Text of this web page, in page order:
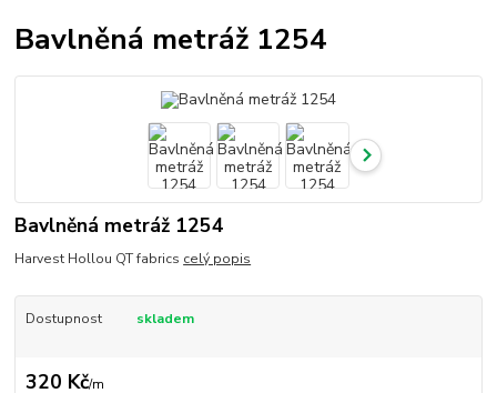
Bavlněná metráž 1254
Bavlněná metráž 1254
Harvest Hollou QT fabrics celý popis
Dostupnost skladem
320 Kč/m